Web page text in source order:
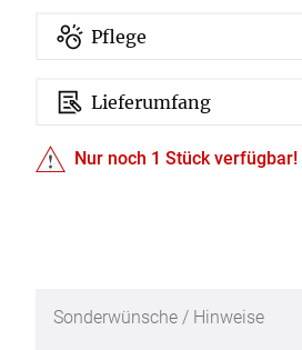
Pflege
Lieferumfang
Nur noch 1 Stück verfügbar!